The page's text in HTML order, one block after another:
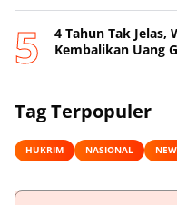
4 Tahun Tak
Kembalikan Uang
Tag Terpopuler
HUKRIM NASIONAL